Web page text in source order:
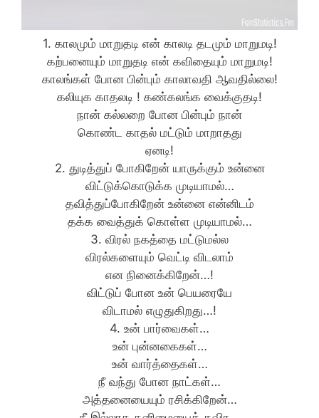
1. காலமும் மாறுதடி என் காலடி தடமும் மாறுமடி!
கற்பனையும் மாறுதடி என் கவிதையும் மாறுமடி!
காலங்கள் போன பின்பும் காலாவதி ஆவதில்லை!
கலியுக காதலடி ! கண்கலங்க வைக்குதடி!
நான் கல்லறை போன பின்பும் நான்
கொண்ட காதல் மட்டும் மாறாதது
ஏனடி!
2. துடித்துப் போகிறேன் யாருக்கும் உன்னை
விட்டுக்கொடுக்க முடியாமல்…
தவித்துப்போகிறேன் உன்னை என்னிடம்
தக்க வைத்துக் கொள்ள முடியாமல்…
3. விரல் நகத்தை மட்டுமல்ல
விரல்களையும் வெட்டி விடலாம்
என நினைக்கிறேன்…!
விட்டுப் போன உன் பெயரையே
விடாமல் எழுதுகிறது…!
4. உன் பார்வைகள்…
உன் புன்னகைகள்…
உன் வார்த்தைகள்…
நீ வந்து போன நாட்கள்…
அத்தனையையும் ரசிக்கிறேன்…